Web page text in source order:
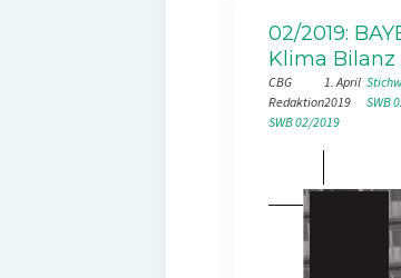
02/2019:
Klima Bilanz
CBG
Redaktion
1. April
2019
SWB
SWB 02/2019